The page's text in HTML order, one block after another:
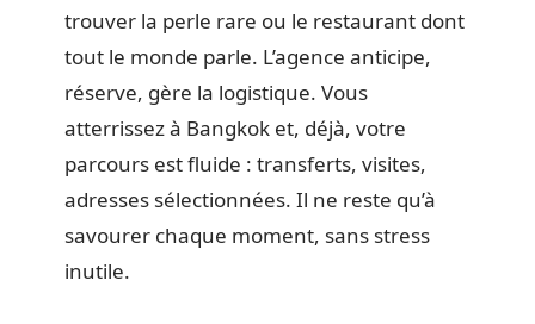
trouver la perle rare ou le restaurant dont
tout le monde parle. L’agence anticipe,
réserve, gère la logistique. Vous
atterrissez à Bangkok et, déjà, votre
parcours est fluide : transferts, visites,
adresses sélectionnées. Il ne reste qu’à
savourer chaque moment, sans stress
inutile.